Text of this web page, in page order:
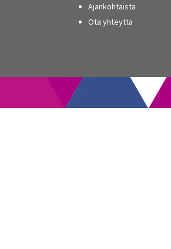
Ajankohtaista
Ota yhteyttä